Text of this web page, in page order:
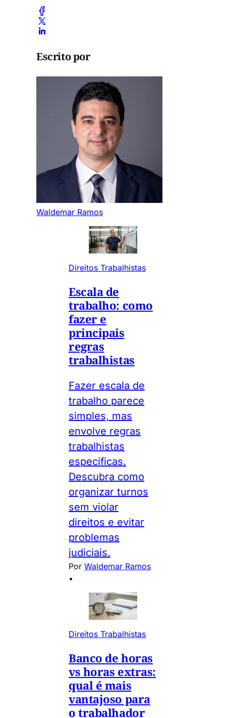
Escrito por
Waldemar Ramos
Direitos Trabalhistas
Escala de
trabalho: como
fazer e
principais
regras
trabalhistas
Fazer escala de
trabalho parece
simples, mas
envolve regras
trabalhistas
específicas.
Descubra como
organizar turnos
sem violar
direitos e evitar
problemas
judiciais.
Por Waldemar Ramos
•
Direitos Trabalhistas
Banco de horas
vs horas extras:
qual é mais
vantajoso para
o trabalhador